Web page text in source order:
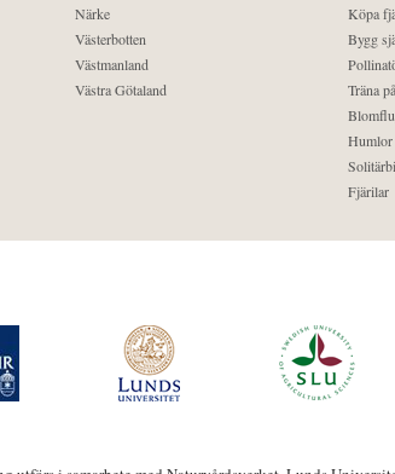
Närke
Västerbotten
Västmanland
Västra Götaland
Köpa
Bygg
Träna
Humlor
Fjärilar